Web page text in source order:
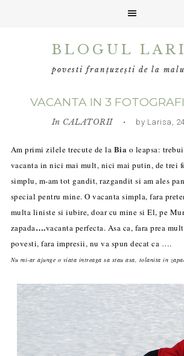
BLOGUL
povesti franțuzești de la
VACANTA IN 3
In CALATORII• by Larisa, 24/
Am primi zilele trecute de la Bia o leapsa:
vacanta in nici mai mult, nici mai putin, de trei
simplu, m-am tot gandit, razgandit si am ales
special pentru mine. O vacanta simpla, fara
multa liniste si iubire, doarcu mine si El, pe
zapada….vacanta perfecta. Asa ca, fara prea
povesti, fara impresii, nu va spun decat ca ….
Nu mi-ar ajunge o viata intreaga sa stau asa, tolanita in